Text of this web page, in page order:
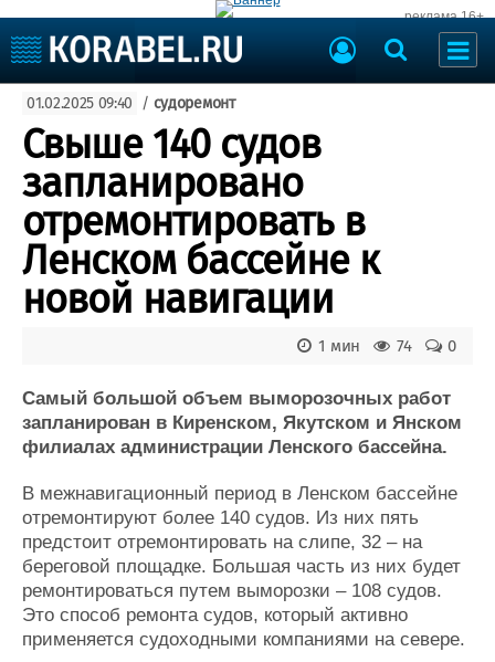
реклама 16+
Судоходство
Судоремонт
События
Порты
ВМФ
Образование
Яхты и катера
Еще
Компании
Репутация
Работа
Крюинг
Журнал
Реклама
Доска объявлений
Оборудование
Изделия
Материалы
Услуги
Конференции
Выставки и семинары
Флот
Галерея флота
01.02.2025 09:40 / судоремонт
Свыше 140 судов
запланировано
отремонтировать в
Ленском бассейне к
новой навигации
0
74
1 мин
Самый большой объем выморозочных работ
запланирован в Киренском, Якутском и Янском
филиалах администрации Ленского бассейна.
В межнавигационный период в Ленском бассейне
отремонтируют более 140 судов. Из них пять
предстоит отремонтировать на слипе, 32 – на
береговой площадке. Большая часть из них будет
ремонтироваться путем выморозки – 108 судов.
Это способ ремонта судов, который активно
применяется судоходными компаниями на севере.